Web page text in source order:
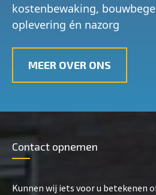
kostenbewaking,
oplevering én nazorg
MEER OVER ONS
Contact opnemen
Kunnen wij iets voor u betekenen